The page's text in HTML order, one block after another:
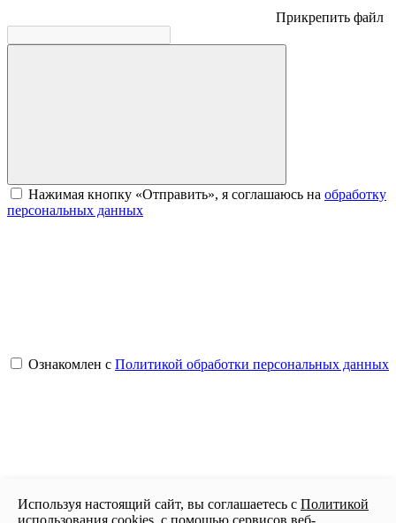
Прикрепить файл
Нажимая кнопку «Отправить», я соглашаюсь на обработку
персональных данных
Ознакомлен с Политикой обработки персональных данных
Отправить сообщение
Используя настоящий сайт, вы соглашаетесь с Политикой
использования cookies , с помощью сервисов веб-